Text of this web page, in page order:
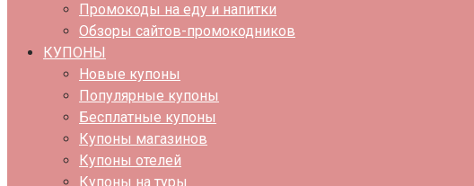
Промокоды на еду и напитки
Обзоры сайтов-промокодников
КУПОНЫ
Новые купоны
Популярные купоны
Бесплатные купоны
Купоны магазинов
Купоны отелей
Купоны на туры